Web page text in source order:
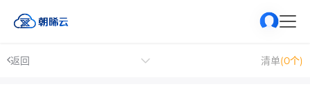
返回 清单(0个)